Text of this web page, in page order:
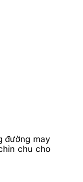
đường may
chu cho